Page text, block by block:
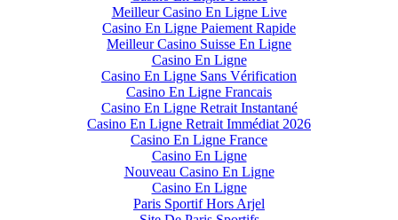
Meilleur Casino En Ligne Live
Casino En Ligne Paiement Rapide
Meilleur Casino Suisse En Ligne
Casino En Ligne
Casino En Ligne Sans Vérification
Casino En Ligne Francais
Casino En Ligne Retrait Instantané
Casino En Ligne Retrait Immédiat 2026
Casino En Ligne France
Casino En Ligne
Nouveau Casino En Ligne
Casino En Ligne
Paris Sportif Hors Arjel